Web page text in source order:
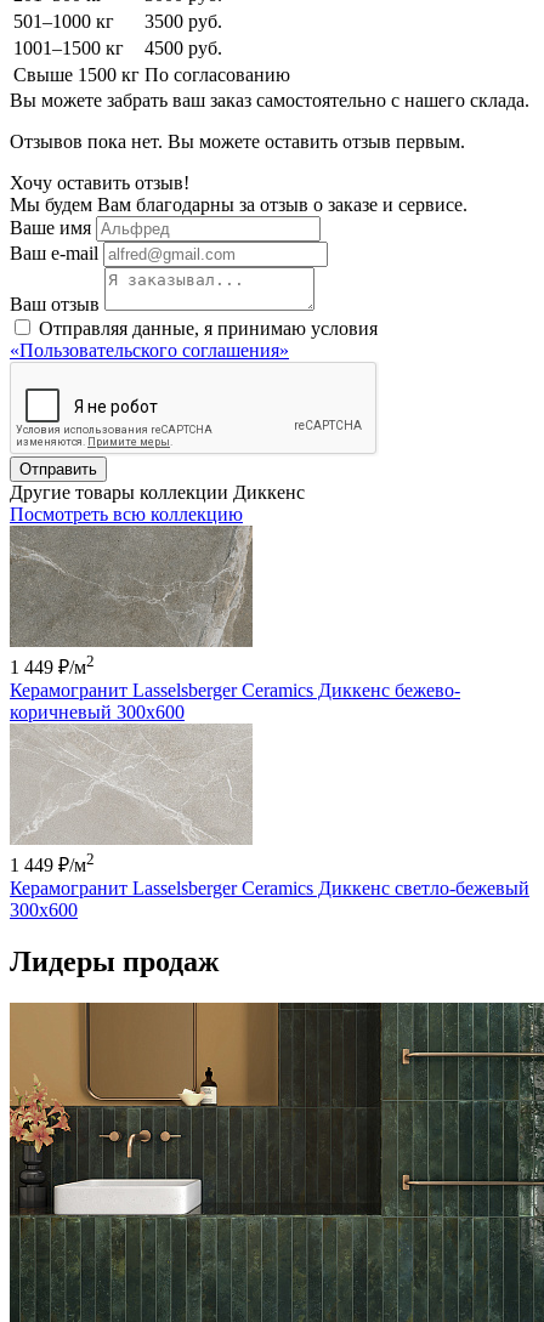
501–1000 кг
3500 руб.
1001–1500 кг
4500 руб.
Свыше 1500 кг По согласованию
Вы можете забрать ваш заказ самостоятельно с нашего склада.
Отзывов пока нет. Вы можете оставить отзыв первым.
Хочу оставить отзыв!
Мы будем Вам благодарны за отзыв о заказе и сервисе.
Ваше имя
Ваш e-mail
Ваш отзыв
Отправляя данные, я принимаю условия
«Пользовательского соглашения»
Отправить
Другие товары коллекции Диккенс
Посмотреть всю коллекцию
1 449 ₽/м2
Керамогранит Lasselsberger Ceramics Диккенс бежево-
коричневый 300x600
1 449 ₽/м2
Керамогранит Lasselsberger Ceramics Диккенс светло-бежевый
300x600
Лидеры продаж